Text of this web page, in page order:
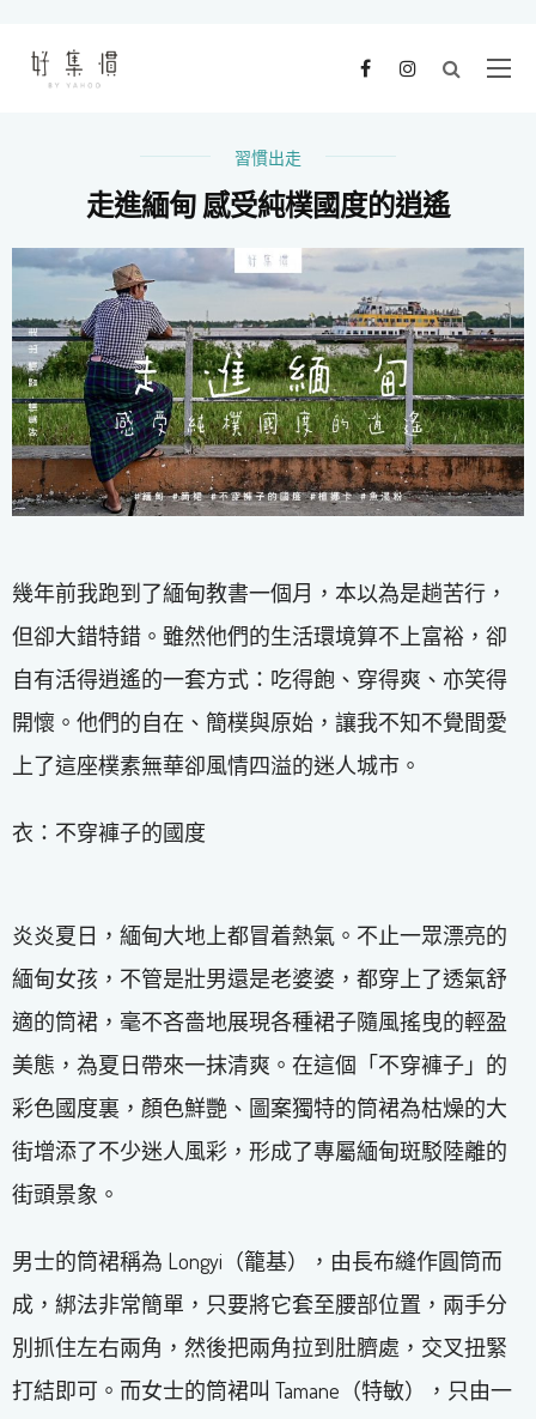
習慣出走
走進緬甸 感受純樸國度的逍遙
幾年前我跑到了緬甸教書一個月，本以為是趟苦行，
但卻大錯特錯。雖然他們的生活環境算不上富裕，卻
自有活得逍遙的一套方式：吃得飽、穿得爽、亦笑得
開懷。他們的自在、簡樸與原始，讓我不知不覺間愛
上了這座樸素無華卻風情四溢的迷人城市。
衣：不穿褲子的國度
炎炎夏日，緬甸大地上都冒着熱氣。不止一眾漂亮的
緬甸女孩，不管是壯男還是老婆婆，都穿上了透氣舒
適的筒裙，毫不吝嗇地展現各種裙子隨風搖曳的輕盈
美態，為夏日帶來一抹清爽。在這個「不穿褲子」的
彩色國度裏，顏色鮮艷、圖案獨特的筒裙為枯燥的大
街增添了不少迷人風彩，形成了專屬緬甸斑駁陸離的
街頭景象。
男士的筒裙稱為 Longyi（籠基），由長布縫作圓筒而
成，綁法非常簡單，只要將它套至腰部位置，兩手分
別抓住左右兩角，然後把兩角拉到肚臍處，交叉扭緊
打結即可。而女士的筒裙叫 Tamane（特敏），只由一